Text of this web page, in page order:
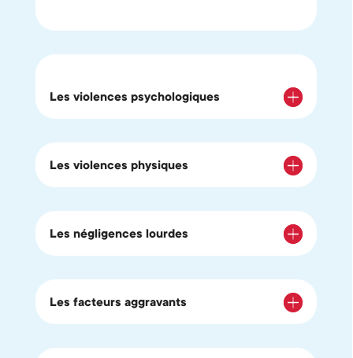
Les violences psychologiques
Les violences physiques
Les négligences lourdes
Les facteurs aggravants